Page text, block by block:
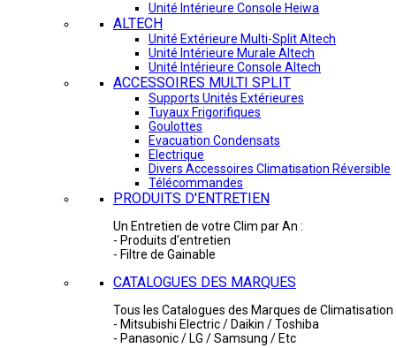
Unité Intérieure Console Heiwa
ALTECH
Unité Extérieure Multi-Split Altech
Unité Intérieure Murale Altech
Unité Intérieure Console Altech
ACCESSOIRES MULTI SPLIT
Supports Unités Extérieures
Tuyaux Frigorifiques
Goulottes
Evacuation Condensats
Electrique
Divers Accessoires Climatisation Réversible
Télécommandes
PRODUITS D'ENTRETIEN
Un Entretien de votre Clim par An :
- Produits d'entretien
- Filtre de Gainable
CATALOGUES DES MARQUES
Tous les Catalogues des Marques de Climatisation
- Mitsubishi Electric / Daikin / Toshiba
- Panasonic / LG / Samsung / Etc